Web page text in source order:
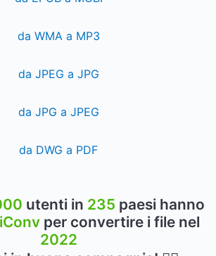
da WMA a MP3
da JPEG a JPG
da JPG a JPEG
da DWG a PDF
utenti in 235 paesi hanno
per convertire i file nel
2022